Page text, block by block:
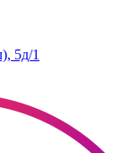
5д/1